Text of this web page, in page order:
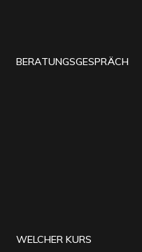
BERATUNGSGESPRÄCH
WELCHER KURS